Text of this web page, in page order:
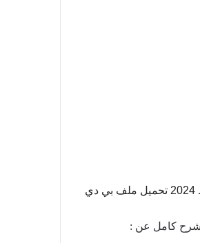
نتائج الثالث المتوسط 2024 مديرية ميسان العمارة الدور الاول نتائج صف ثالث متوسط 2024 تحميل ملف بي دي
كامل عن :